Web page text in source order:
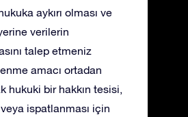
aykırı olması ve
verilerin
talep etmeniz
amacı ortadan
hukuki bir hakkın tesisi,
ispatlanması için